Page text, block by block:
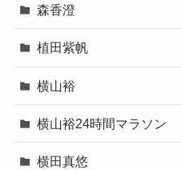
森香澄
植田紫帆
横山裕
横山裕24時間マラソン
横田真悠